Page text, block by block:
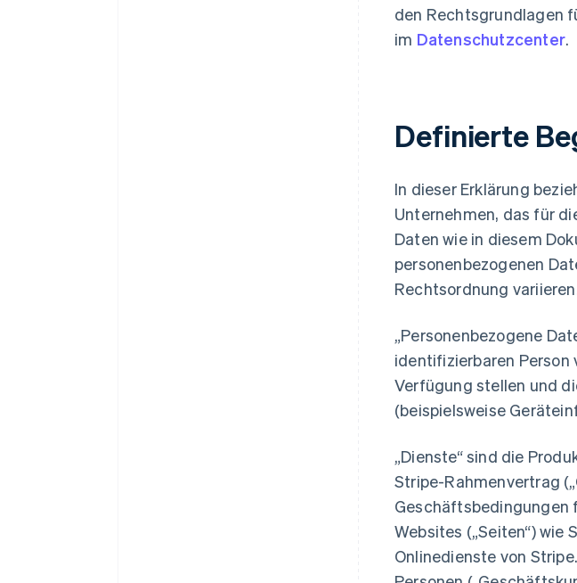
den Rechtsgrundlagen
im Datenschutzcenter.
Definierte
In dieser Erklärung
Unternehmen, das für
Daten wie in diesem
personenbezogenen
Rechtsordnung
„Personenbezogene
identifizierbaren Person
Verfügung stellen und
(beispielsweise
„Dienste“ sind die
Stripe-Rahmenvertrag
Geschäftsbedingungen
Websites („Seiten“) wie
Onlinedienste von